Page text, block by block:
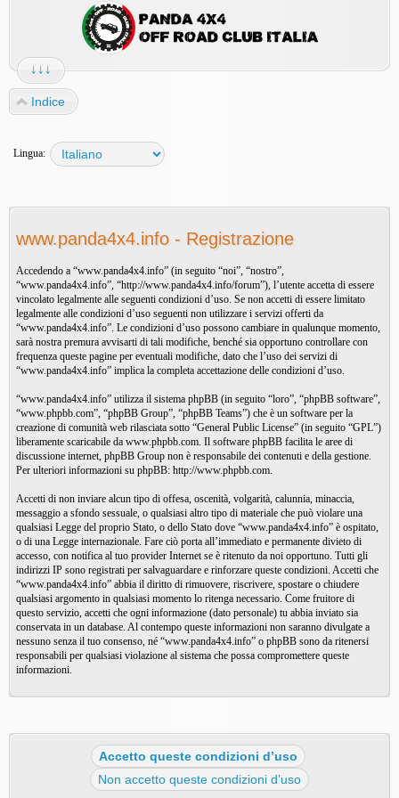
↓↓↓
Indice
Lingua:
www.panda4x4.info - Registrazione
Accedendo a “www.panda4x4.info” (in seguito “noi”, “nostro”,
“www.panda4x4.info”, “http://www.panda4x4.info/forum”), l’utente accetta di essere
vincolato legalmente alle seguenti condizioni d’uso. Se non accetti di essere limitato
legalmente alle condizioni d’uso seguenti non utilizzare i servizi offerti da
“www.panda4x4.info”. Le condizioni d’uso possono cambiare in qualunque momento,
sarà nostra premura avvisarti di tali modifiche, benché sia opportuno controllare con
frequenza queste pagine per eventuali modifiche, dato che l’uso dei servizi di
“www.panda4x4.info” implica la completa accettazione delle condizioni d’uso.
“www.panda4x4.info” utilizza il sistema phpBB (in seguito “loro”, “phpBB software”,
“www.phpbb.com”, “phpBB Group”, “phpBB Teams”) che è un software per la
creazione di comunità web rilasciata sotto “General Public License” (in seguito “GPL”)
liberamente scaricabile da www.phpbb.com. Il software phpBB facilita le aree di
discussione internet, phpBB Group non è responsabile dei contenuti e della gestione.
Per ulteriori informazioni su phpBB: http://www.phpbb.com.
Accetti di non inviare alcun tipo di offesa, oscenità, volgarità, calunnia, minaccia,
messaggio a sfondo sessuale, o qualsiasi altro tipo di materiale che può violare una
qualsiasi Legge del proprio Stato, o dello Stato dove “www.panda4x4.info” è ospitato,
o di una Legge internazionale. Fare ciò porta all’immediato e permanente divieto di
accesso, con notifica al tuo provider Internet se è ritenuto da noi opportuno. Tutti gli
indirizzi IP sono registrati per salvaguardare e rinforzare queste condizioni. Accetti che
“www.panda4x4.info” abbia il diritto di rimuovere, riscrivere, spostare o chiudere
qualsiasi argomento in qualsiasi momento lo ritenga necessario. Come fruitore di
questo servizio, accetti che ogni informazione (dato personale) tu abbia inviato sia
conservata in un database. Al contempo queste informazioni non saranno divulgate a
nessuno senza il tuo consenso, né “www.panda4x4.info” o phpBB sono da ritenersi
responsabili per qualsiasi violazione al sistema che possa compromettere queste
informazioni.